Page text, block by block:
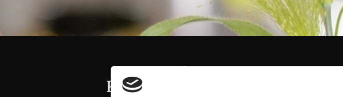
Kattaukset klo 13.00 ja 16.00